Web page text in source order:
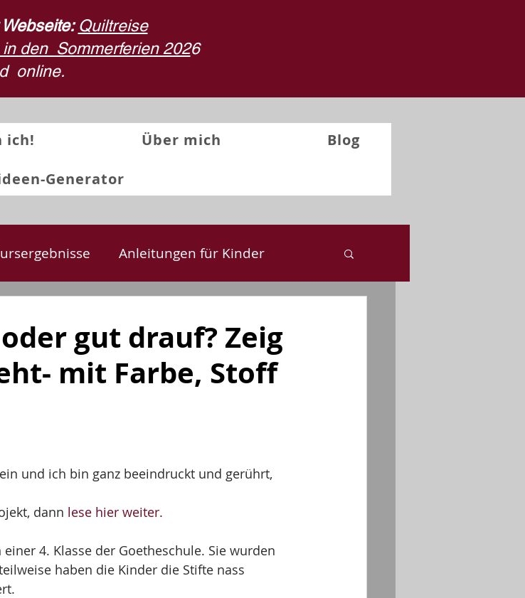
Quiltreise
den Sommerferien 2026
online.
ich! Über mich Blog
Generator
Anleitungen für Kinder
gut drauf? Zeig
mit Farbe, Stoff
dann lese hier weiter.
4. Klasse der Goetheschule. Sie wurden
haben die Kinder die Stifte nass